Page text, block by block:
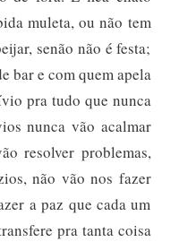
muleta, ou não tem
senão não é festa;
bar e com quem apela
pra tudo que nunca
nunca vão acalmar
resolver problemas,
não vão nos fazer
a paz que cada um
pra tanta coisa